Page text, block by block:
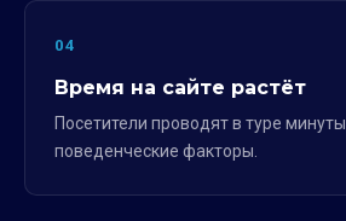
04
Время на сайте растёт
Посетители проводят в туре
поведенческие факторы.